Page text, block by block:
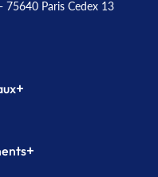
75640 Paris Cedex 13
+
+